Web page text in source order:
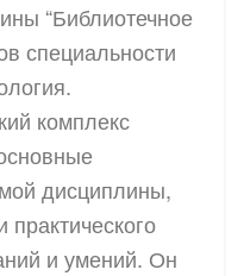
“Библиотечное
специальности
комплекс
дисциплины,
и умений. Он